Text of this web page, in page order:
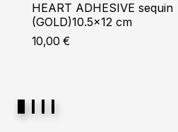
HEART ADHESIVE sequin
(GOLD)10.5×12 cm
10,00 €